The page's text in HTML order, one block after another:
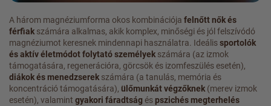
A három magnéziumforma okos kombinációja felnőtt nők és
férfiak számára alkalmas, akik komplex, minőségi és jól felszívódó
magnéziumot keresnek mindennapi használatra. Ideálissportolók
és aktív életmódot folytató személyek számára (az izmok
támogatására, regenerációra, görcsök és izomfeszülés esetén),
diákok és menedzserek számára (a tanulás, memória és
koncentráció támogatására), ülőmunkát végzőknek (merev izmok
esetén), valamint gyakori fáradtság és pszichés megterhelés